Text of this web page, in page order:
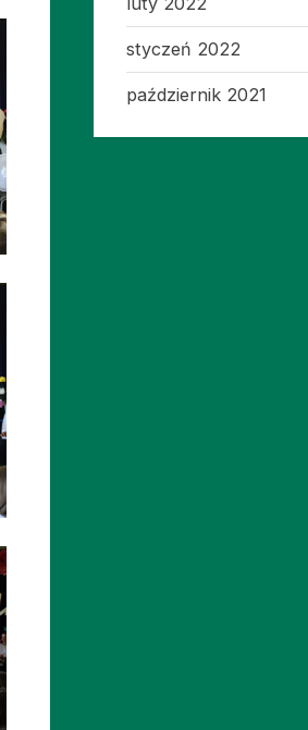
styczeń 2022
październik 2021